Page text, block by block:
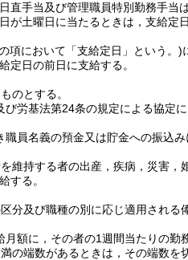
手当及び管理職員特別勤務手当
が土曜日に当たるときは，支給
項において「支給定日」という。)
定日の前日に支給する。
のとする。
労基法第24条の規定による協定
員名義の預金又は貯金への振込み
維持する者の出産，疾病，災害，
する。
分及び職種の別に応じ適用され
月額に，その者の1週間当たりの
端数があるときは，その端数を